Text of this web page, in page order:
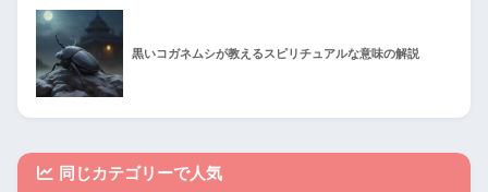
黒いコガネムシが教えるスピリチュアルな意味の解説
同じカテゴリーで人気